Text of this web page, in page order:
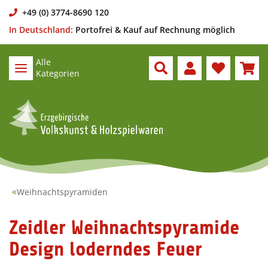
+49 (0) 3774-8690 120
In Deutschland: Portofrei & Kauf auf Rechnung möglich
Alle
Kategorien
Weihnachtspyramiden
Zeidler Weihnachtspyramide
Design loderndes Feuer